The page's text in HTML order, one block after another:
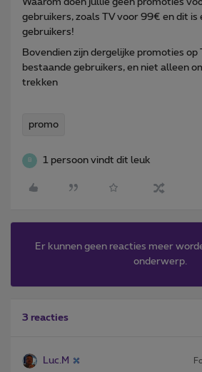
gebruikers, zoals TV voor 99€ en dit is
gebruikers!
Bovendien zijn dergelijke promoties
bestaande gebruikers, en niet alleen
trekken
promo
B 1 persoon vindt dit leuk
Er kunnen geen reacties meer
onderwerp.
3 reacties
Luc.M